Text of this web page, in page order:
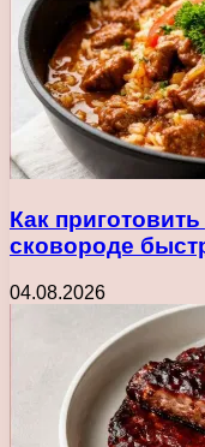
Как
сковороде
04.08.2026